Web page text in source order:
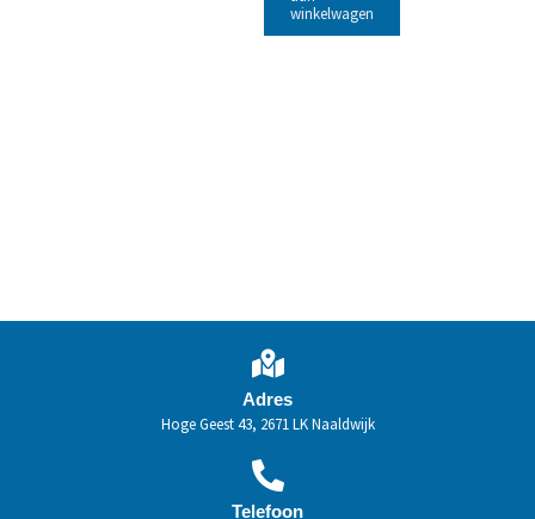
winkelwagen
Adres
Hoge Geest 43, 2671 LK Naaldwijk
Telefoon